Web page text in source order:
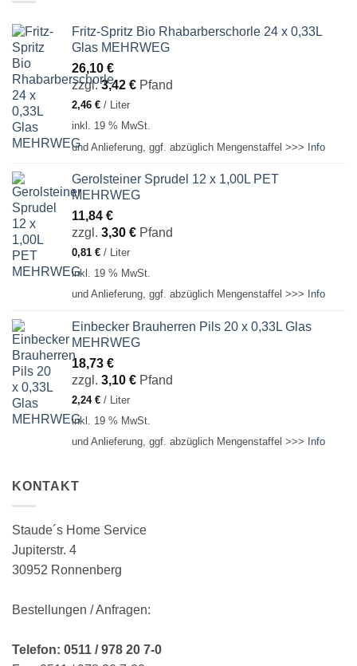
Fritz-Spritz Bio Rhabarberschorle 24 x 0,33L
Glas MEHRWEG
26,10 €
zzgl.3,42 € Pfand
2,46 € / Liter
inkl. 19 % MwSt.
und Anlieferung, ggf. abzüglich Mengenstaffel >>> Info
Gerolsteiner Sprudel 12 x 1,00L PET
MEHRWEG
11,84 €
zzgl. 3,30 € Pfand
0,81 € /
Liter
inkl. 19 % MwSt.
und Anlieferung, ggf. abzüglich Mengenstaffel >>> Info
Einbecker Brauherren Pils 20 x 0,33L Glas
MEHRWEG
18,73 €
zzgl. 3,10 € Pfand
2,24 € / Liter
inkl. 19 % MwSt.
und Anlieferung, ggf. abzüglich Mengenstaffel >>> Info
KONTAKT
Staude´s Home Service
Jupiterstr. 4
30952 Ronnenberg
Bestellungen / Anfragen:
Telefon: 0511 / 978 20 7-0